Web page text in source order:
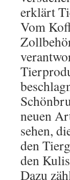
erklärt
Vom
neuen
sehen,
den
den
Dazu